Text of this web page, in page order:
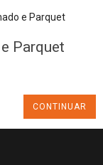
e Parquet
Parquet
CONTINUAR